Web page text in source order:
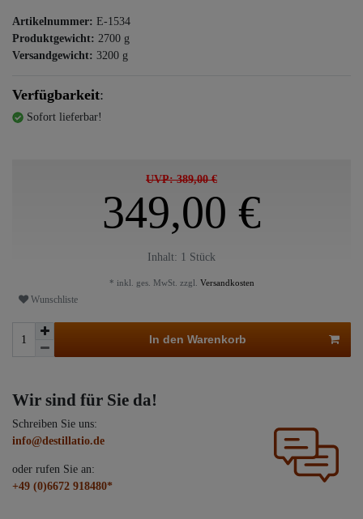
Artikelnummer: E-1534
Produktgewicht: 2700 g
Versandgewicht: 3200 g
Verfügbarkeit:
Sofort lieferbar!
UVP: 389,00 €
349,00 €
Inhalt: 1 Stück
* inkl. ges. MwSt. zzgl. Versandkosten
Wunschliste
In den Warenkorb
Wir sind für Sie da!
Schreiben Sie uns:
info@destillatio.de
oder rufen Sie an:
+49 (0)6672 918480*